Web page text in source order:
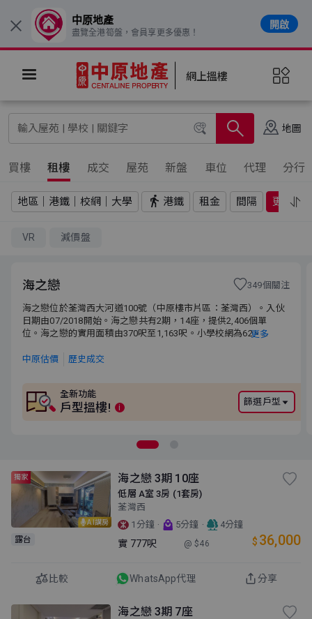
網上搵樓
地圖
買樓 租樓 成交 屋苑 新盤 車位 代理 分行
地區｜港鐵｜校網｜大學 港鐵 租金 間隔 更多
VR 減價盤
海之戀 349個關注
海之戀位於荃灣西大河道100號（中原樓市片區：荃灣西）。入伙
日期由07/2018開始。海之戀共有2期，14座，提供2,406個單位。
海之戀的實用面積由370呎至1,163呎。小學校網為62。中學校網為
海之戀位於荃灣西大河道100號（中原樓市片區：荃灣西）。入伙
日期由07/2018開始。海之戀共有2期，14座，提供2,406個單
位。海之戀的實用面積由370呎至1,163呎。小學校網為62。
更多
中原估價 歷史成交
全新功能
戶型搵樓! i
篩選戶型
AI講房
獨家
露台
海之戀 3期 10座
低層 A室 3房 (1套房)
荃灣西
1分鐘 · 5分鐘 · 4分鐘
實 777呎 @ $46 $ 36,000
比較 WhatsApp代理 分享
海之戀 3期 7座
× 中原地產
盡覽全港筍盤，會員享更多優惠！
開啟